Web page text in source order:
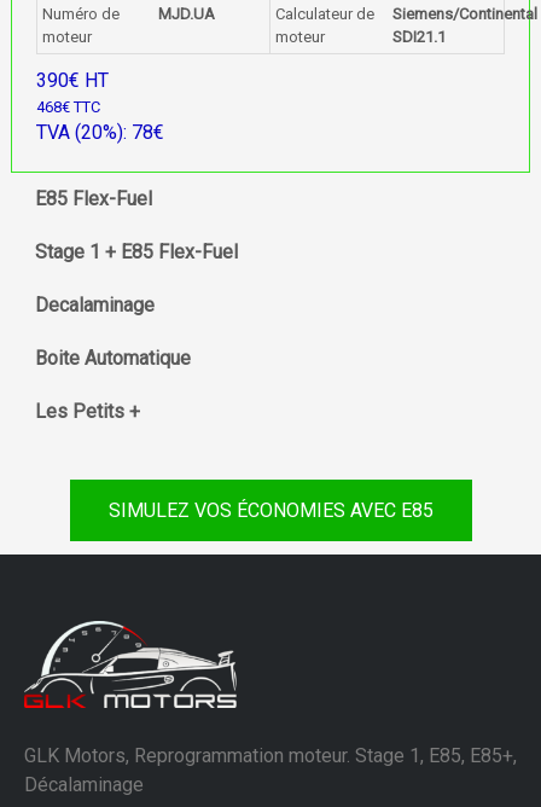
Numéro de
moteur
MJD.UA
Calculateur de
moteur
Siemens/Continental
SDI21.1
390€ HT
468€ TTC
TVA (20%): 78€
E85 Flex-Fuel
Stage 1 + E85 Flex-Fuel
Decalaminage
Boite Automatique
Les Petits +
SIMULEZ VOS ÉCONOMIES AVEC E85
GLK Motors, Reprogrammation moteur. Stage 1, E85, E85+,
Décalaminage